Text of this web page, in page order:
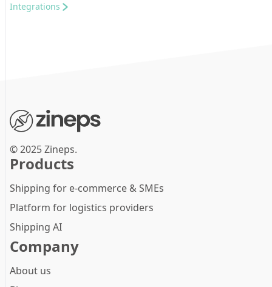
Integrations
© 2025 Zineps.
Products
Shipping for e-commerce & SMEs
Platform for logistics providers
Shipping AI
Company
About us